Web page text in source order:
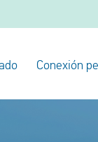
Conexión